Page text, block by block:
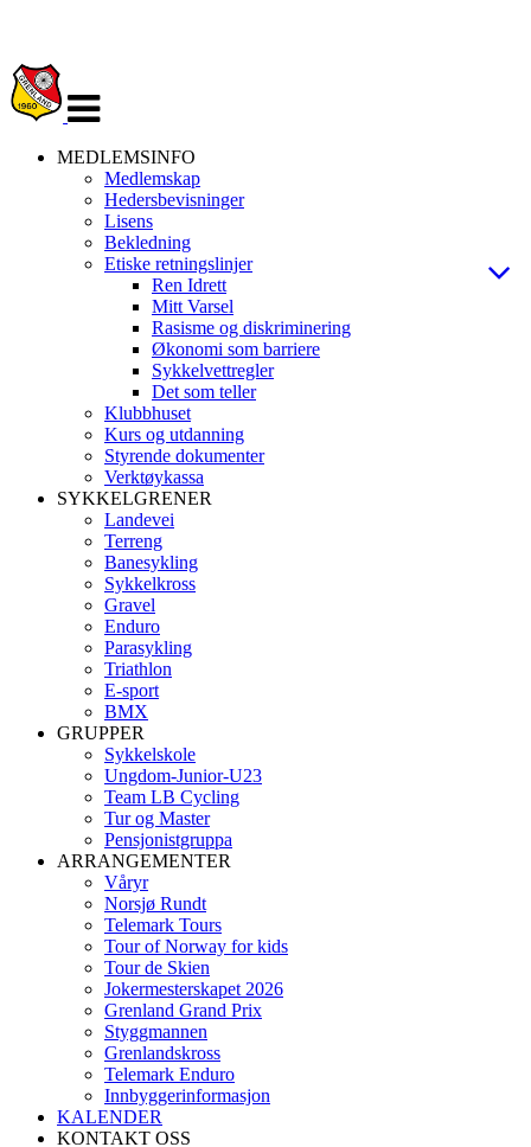
navigasjon
MEDLEMSINFO
Medlemskap
Hedersbevisninger
Lisens
Bekledning
Etiske retningslinjer
Ren Idrett
Mitt Varsel
Rasisme og diskriminering
Økonomi som barriere
Sykkelvettregler
Det som teller
Klubbhuset
Kurs og utdanning
Styrende dokumenter
Verktøykassa
SYKKELGRENER
Landevei
Terreng
Banesykling
Sykkelkross
Gravel
Enduro
Parasykling
Triathlon
E-sport
BMX
GRUPPER
Sykkelskole
Ungdom-Junior-U23
Team LB Cycling
Tur og Master
Pensjonistgruppa
ARRANGEMENTER
Våryr
Norsjø Rundt
Telemark Tours
Tour of Norway for kids
Tour de Skien
Jokermesterskapet 2026
Grenland Grand Prix
Styggmannen
Grenlandskross
Telemark Enduro
Innbyggerinformasjon
KALENDER
KONTAKT OSS